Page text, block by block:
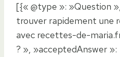
[{« @type »: »Question
trouver rapidement une
avec recettes-de-
? », »acceptedAnswer »: